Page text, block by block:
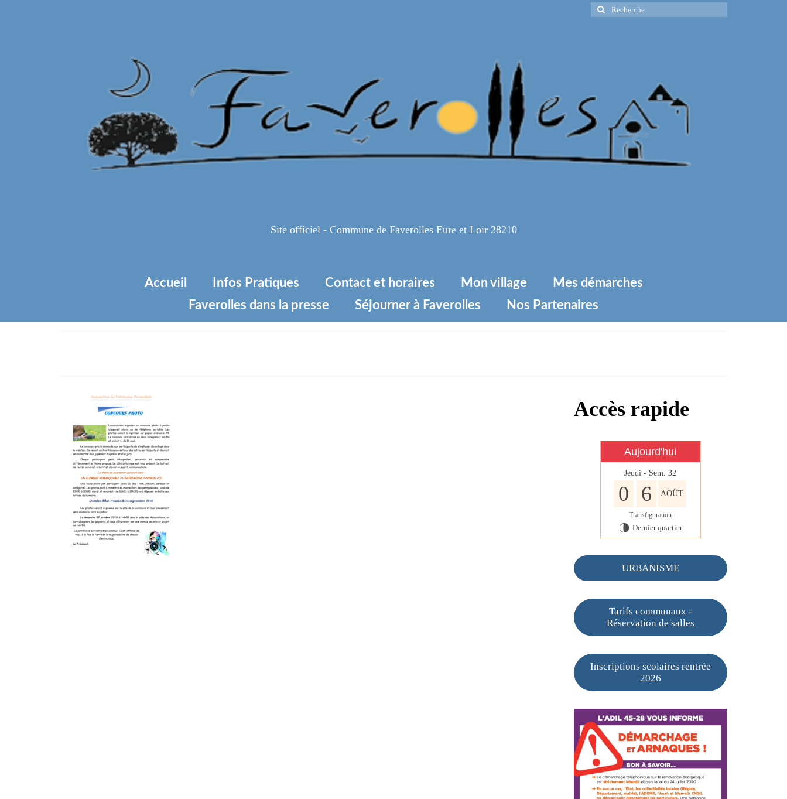
Rechercher
:
Site officiel - Commune de Faverolles Eure et Loir 28210
Accueil Infos Pratiques Contact et horaires Mon village
Mes démarches
Faverolles dans la presse
Séjourner à Faverolles Nos Partenaires
Accès rapide
Aujourd'hui
Jeudi - Sem. 32
0 6 AOÛT
Transfiguration
U Dernier quartier
URBANISME
Tarifs communaux -
Réservation de salles
Inscriptions scolaires rentrée
2026